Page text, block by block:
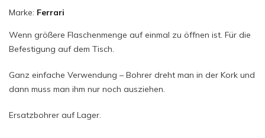
Marke: Ferrari
Wenn größere Flaschenmenge auf einmal zu öffnen ist. Für die
Befestigung auf dem Tisch.
Ganz einfache Verwendung – Bohrer dreht man in der Kork und
dann muss man ihm nur noch ausziehen.
Ersatzbohrer auf Lager.